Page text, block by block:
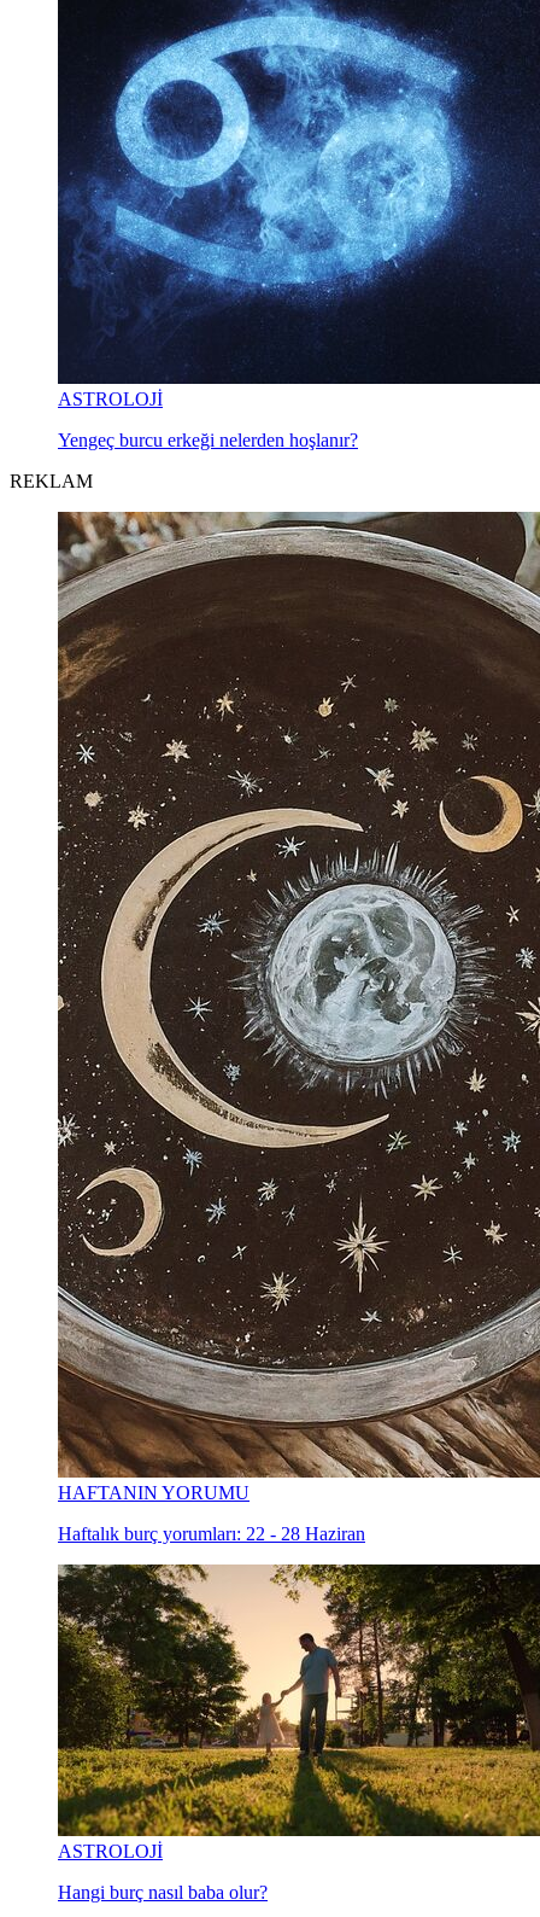
ASTROLOJİ
Yengeç burcu erkeği nelerden hoşlanır?
REKLAM
HAFTANIN YORUMU
Haftalık burç yorumları: 22 - 28 Haziran
ASTROLOJİ
Hangi burç nasıl baba olur?